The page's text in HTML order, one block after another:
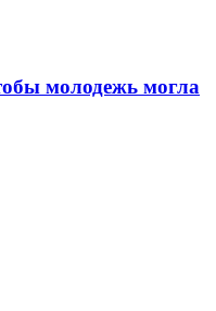
молодежь могла